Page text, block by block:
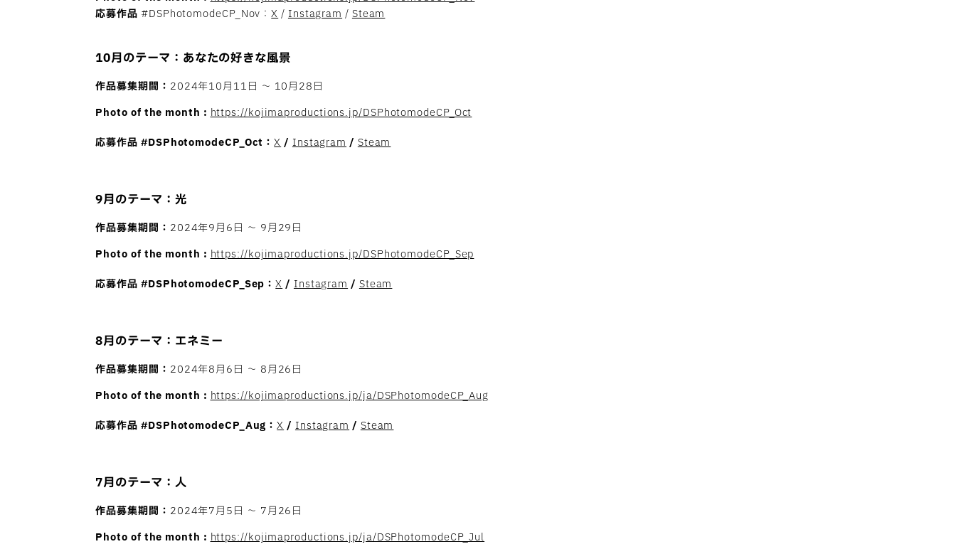
応募作品 #DSPhotomodeCP_Nov：X / Instagram / Steam
10月のテーマ：あなたの好きな風景
作品募集期間： 2024年10月11日 〜 10月28日
Photo of the month :https://kojimaproductions.jp/DSPhotomodeCP_Oct
応募作品 #DSPhotomodeCP_Oct：X / Instagram / Steam
9月のテーマ：光
作品募集期間： 2024年9月6日 〜 9月29日
Photo of the month :https://kojimaproductions.jp/DSPhotomodeCP_Sep
応募作品 #DSPhotomodeCP_Sep：X / Instagram / Steam
8月のテーマ：エネミー
作品募集期間： 2024年8月6日 〜 8月26日
Photo of the month : https://kojimaproductions.jp/ja/DSPhotomodeCP_Aug
応募作品 #DSPhotomodeCP_Aug：X / Instagram / Steam
7月のテーマ：人
作品募集期間： 2024年7月5日 〜 7月26日
Photo of the month : https://kojimaproductions.jp/ja/DSPhotomodeCP_Jul